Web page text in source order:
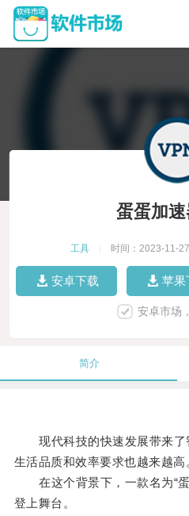
蛋蛋加
工具 时间：2023-11-27
安卓下载 苹果
安卓市场
简介
现代科技的快速发展带来了
生活品质和效率要求也越来越高
在这个背景下，一款名为“蛋
登上舞台。